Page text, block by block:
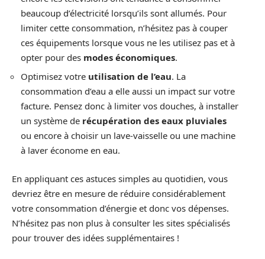
beaucoup d’électricité lorsqu’ils sont allumés. Pour
limiter cette consommation, n’hésitez pas à couper
ces équipements lorsque vous ne les utilisez pas et à
opter pour des modes économiques.
Optimisez votre utilisation de l’eau. La
consommation d’eau a elle aussi un impact sur votre
facture. Pensez donc à limiter vos douches, à installer
un système de récupération des eaux pluviales
ou encore à choisir un lave-vaisselle ou une machine
à laver économe en eau.
En appliquant ces astuces simples au quotidien, vous
devriez être en mesure de réduire considérablement
votre consommation d’énergie et donc vos dépenses.
N’hésitez pas non plus à consulter les sites spécialisés
pour trouver des idées supplémentaires !